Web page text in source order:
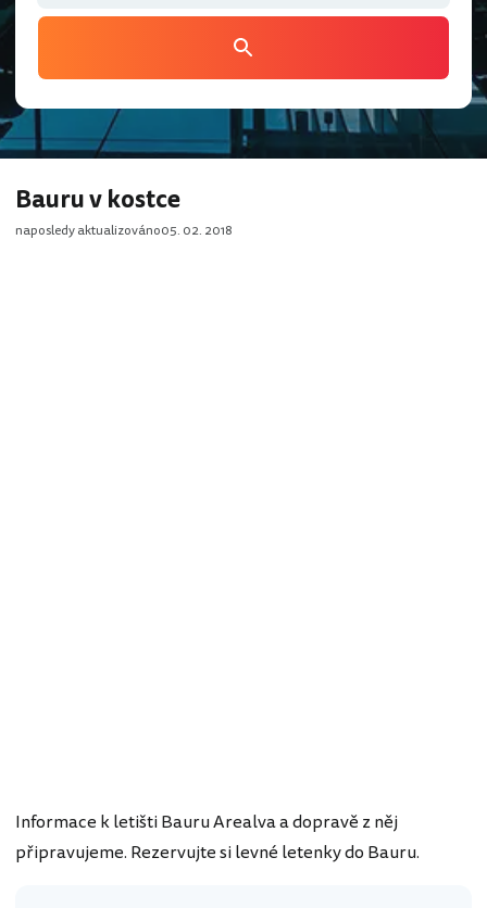
Bauru v kostce
naposledy aktualizováno05. 02. 2018
Informace k letišti Bauru Arealva a dopravě z něj
připravujeme. Rezervujte si levné letenky do Bauru.